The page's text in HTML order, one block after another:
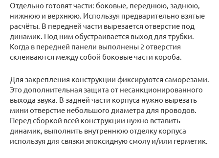
Отдельно готовят части: боковые, переднюю, заднюю,
нижнюю и верхнюю. Используя предварительно взятые
расчёты. В передней части вырезается отверстие под
динамик. Под ним обустраивается выход для трубки.
Когда в передней панели выполнены 2 отверстия
склеиваются между собой боковые части короба.
Для закрепления конструкции фиксируются саморезами.
Это дополнительная защита от несанкционированного
выхода звука. В задней части корпуса нужно вырезать
мини отверстие небольшого диаметра для проводов.
Перед сборкой всей конструкции нужно вставить
динамик, выполнить внутреннюю отделку корпуса
используя для связки эпоксидную смолу и/или герметик.